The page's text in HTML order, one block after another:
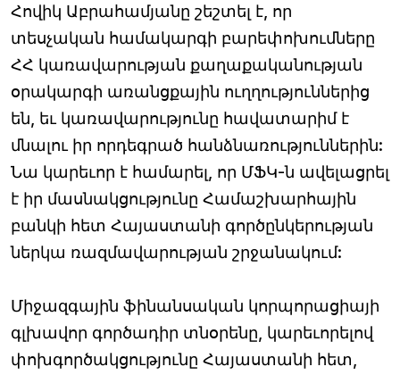
Հովիկ Աբրահամյանը շեշտել է, որ
տեսչական համակարգի բարեփոխումները
ՀՀ կառավարության քաղաքականության
օրակարգի առանցքային ուղղություններից
են, եւ կառավարությունը հավատարիմ է
մնալու իր որդեգրած հանձնառություններին:
Նա կարեւոր է համարել, որ ՄՖԿ-ն ավելացրել
է իր մասնակցությունը Համաշխարհային
բանկի հետ Հայաստանի գործընկերության
ներկա ռազմավարության շրջանակում:
Միջազգային ֆինանսական կորպորացիայի
գլխավոր գործադիր տնօրենը, կարեւորելով
փոխգործակցությունը Հայաստանի հետ,